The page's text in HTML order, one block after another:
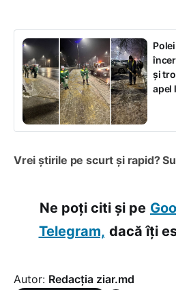
și
apel
Vrei știrile pe scurt și rapid?
Ne poți citi și pe
Telegram, dacă îți
Autor: Redacția ziar.md